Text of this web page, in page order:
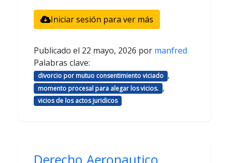
Iniciar sesión para ver más
Publicado el 22 mayo, 2026 por manfred
Palabras clave:
divorcio por mutuo consentimiento viciado ,
momento procesal para alegar los vicios. ,
vicios de los actos juridicos
Derecho Aeronautico